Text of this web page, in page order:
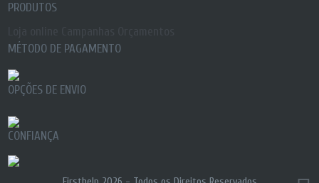
PRODUTOS
MÉTODO DE PAGAMENTO
OPÇÕES DE ENVIO
CONFIANÇA